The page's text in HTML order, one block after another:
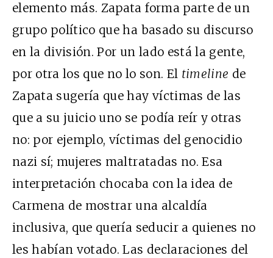
elemento más. Zapata forma parte de un
grupo político que ha basado su discurso
en la división. Por un lado está la gente,
por otra los que no lo son. El timeline de
Zapata sugería que hay víctimas de las
que a su juicio uno se podía reír y otras
no: por ejemplo, víctimas del genocidio
nazi sí; mujeres maltratadas no. Esa
interpretación chocaba con la idea de
Carmena de mostrar una alcaldía
inclusiva, que quería seducir a quienes no
les habían votado. Las declaraciones del